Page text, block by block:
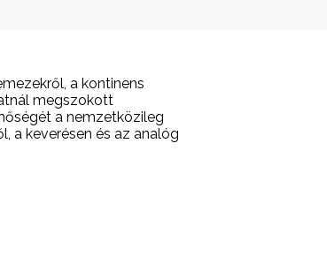
a kontinens
megszokott
a nemzetközileg
a keverésen és az analóg